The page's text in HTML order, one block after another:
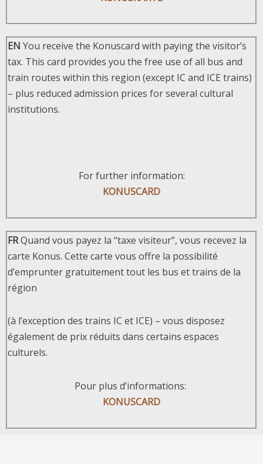
EN You receive the Konuscard with paying the visitor’s
tax. This card provides you the free use of all bus and
train routes within this region (except IC and ICE trains)
– plus reduced admission prices for several cultural
institutions.
For further information:
KONUSCARD
FRQuand vous payez la “taxe visiteur”, vous recevez la
carte Konus. Cette carte vous offre la possibilité
d’emprunter gratuitement tout les bus et trains de la
région
(à l’exception des trains IC et ICE) – vous disposez
également de prix réduits dans certains espaces
culturels.
Pour plus d’informations:
KONUSCARD